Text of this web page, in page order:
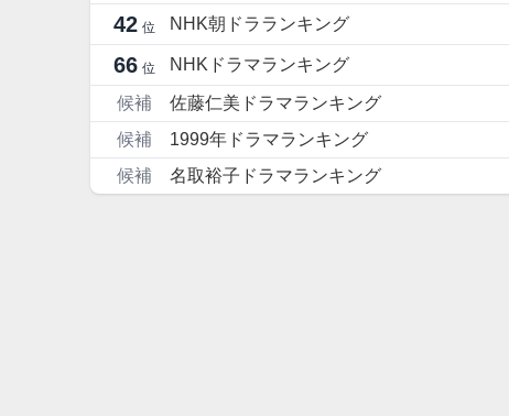
42 位 NHK朝ドラランキング
66 位 NHKドラマランキング
候補
佐藤仁美ドラマランキング
候補
1999年ドラマランキング
候補
名取裕子ドラマランキング